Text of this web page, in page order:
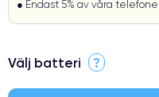
● Endast 5% av våra
Välj batteri ?